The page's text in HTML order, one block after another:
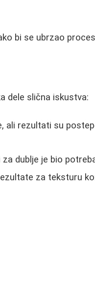
bi se ubrzao
dele slična iskustva:
ali rezultati su
dublje je bio
za teksturu